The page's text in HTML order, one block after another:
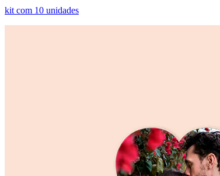
kit com 10 unidades